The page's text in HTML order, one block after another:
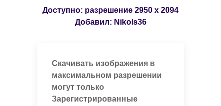
Доступно: разрешение 2950 x 2094
Добавил: Nikols36
Скачивать изображения в
максимальном разрешении
могут только
Зарегистрированные